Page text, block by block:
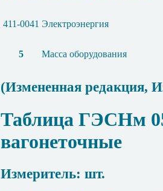
411-0041 Электроэнергия
5 Масса оборудования
(Измененная редакция,
Таблица ГЭСНм
вагонеточные
Измеритель: шт.